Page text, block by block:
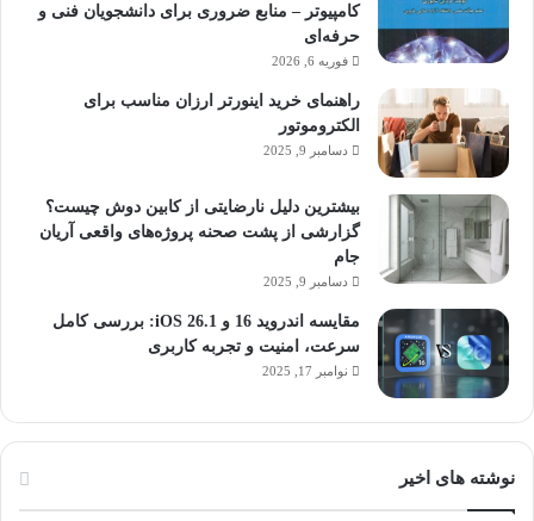
کامپیوتر – منابع ضروری برای دانشجویان فنی و
حرفه‌ای
فوریه 6, 2026
راهنمای خرید اینورتر ارزان مناسب برای
الکتروموتور
دسامبر 9, 2025
بیشترین دلیل نارضایتی از کابین دوش چیست؟
گزارشی از پشت صحنه پروژه‌های واقعی آریان
جام
دسامبر 9, 2025
مقایسه اندروید 16 و iOS 26.1: بررسی کامل
سرعت، امنیت و تجربه کاربری
نوامبر 17, 2025
نوشته های اخیر